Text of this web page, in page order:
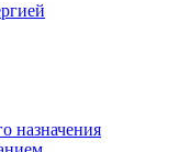
назначения